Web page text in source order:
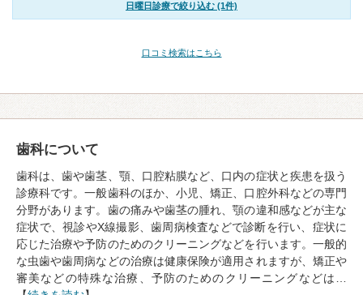
日曜日診療で絞り込む (1件)
口コミ検索はこちら
歯科について
歯科は、歯や歯茎、顎、口腔粘膜など、口内の症状と疾患を扱う
診療科です。一般歯科のほか、小児、矯正、口腔外科などの専門
分野があります。歯の痛みや歯茎の腫れ、顎の違和感などが主な
症状で、視診やX線撮影、歯周病検査などで診断を行い、症状に
応じた治療や予防のためのクリーニングなどを行います。一般的
な虫歯や歯周病などの治療は健康保険が適用されますが、矯正や
審美などの特殊な治療、予防のためのクリーニングなどは…